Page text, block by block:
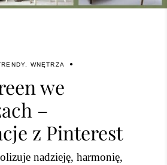
, WNĘTRZA
we
–
z Pinterest
nadzieję, harmonię,